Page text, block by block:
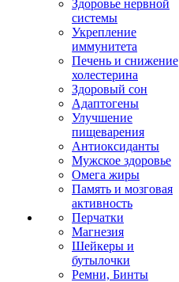
Здоровье нервной
системы
Укрепление
иммунитета
Печень и снижение
холестерина
Здоровый сон
Адаптогены
Улучшение
пищеварения
Антиоксиданты
Мужское здоровье
Омега жиры
Память и мозговая
активность
Перчатки
Магнезия
Шейкеры и
бутылочки
Ремни, Бинты